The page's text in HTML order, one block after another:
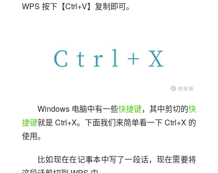
WPS 按下【Ctrl+V】复制即可。
Windows 电脑中有一些快捷键，其中剪切的快
捷键就是 Ctrl+X。下面我们来简单看一下 Ctrl+X 的
使用。
比如现在在记事本中写了一段话，现在需要将